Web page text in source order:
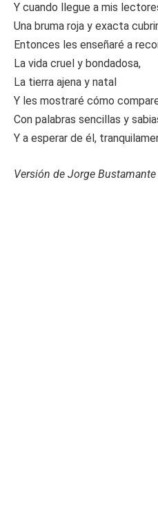
Y cuando llegue a mis
Una bruma roja y exacta
Entonces les enseñaré a
La vida cruel y bondadosa,
La tierra ajena y natal
Y les mostraré cómo
Con palabras sencillas y
Y a esperar de él,
Versión de Jorge Bustamante